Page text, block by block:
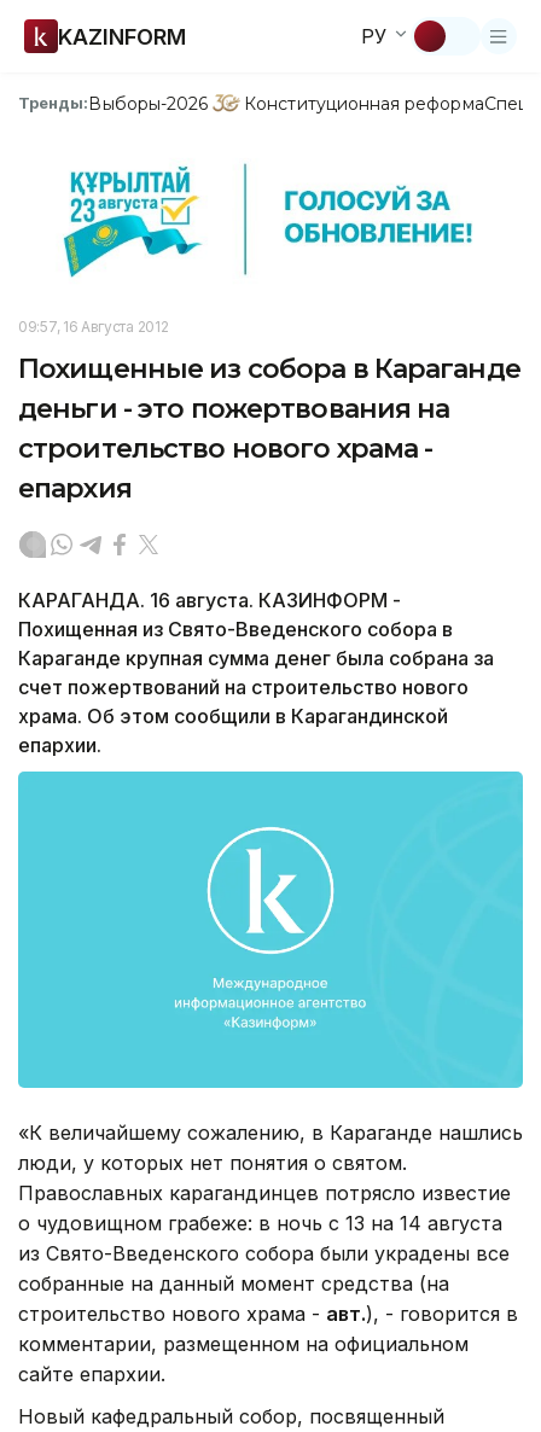
KAZINFORM РУ
Тренды:Выборы-2026 Конституционная реформа
09:57, 16 Августа 2012
Похищенные из собора в Караганде
деньги - это пожертвования на
строительство нового храма -
епархия
КАРАГАНДА. 16 августа. КАЗИНФОРМ -
Похищенная из Свято-Введенского собора в
Караганде крупная сумма денег была собрана за
счет пожертвований на строительство нового
храма. Об этом сообщили в Карагандинской
епархии.
«К величайшему сожалению, в Караганде нашлись
люди, у которых нет понятия о святом.
Православных карагандинцев потрясло известие
о чудовищном грабеже: в ночь с 13 на 14 августа
из Свято-Введенского собора были украдены все
собранные на данный момент средства (на
строительство нового храма - авт.), - говорится в
комментарии, размещенном на официальном
сайте епархии.
Новый кафедральный собор, посвященный